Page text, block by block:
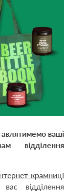
ваші
відділення
крамниці
відділення